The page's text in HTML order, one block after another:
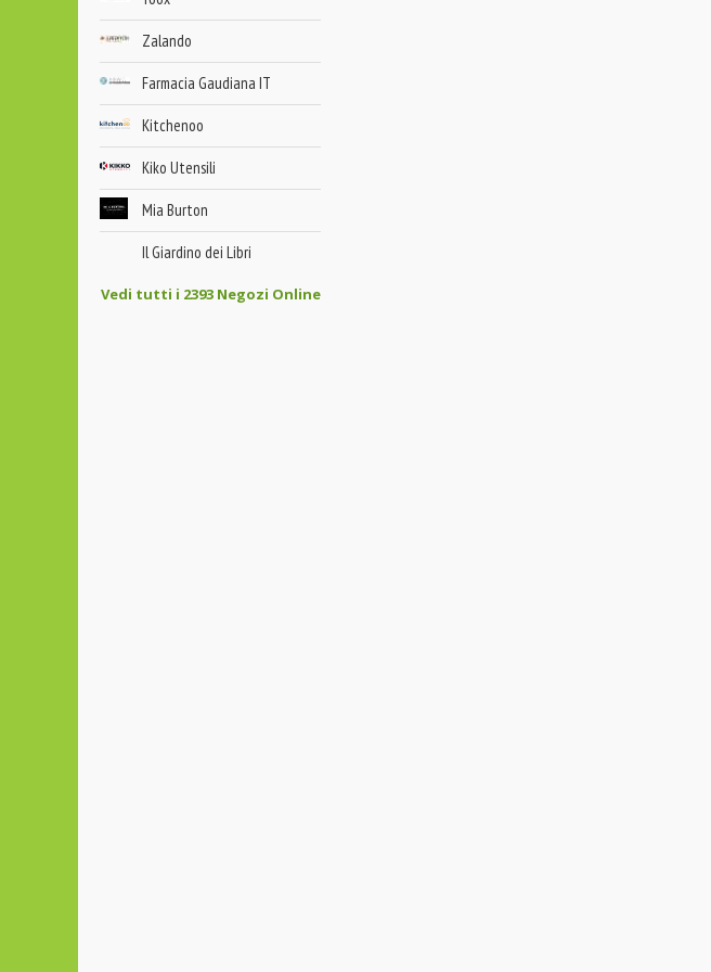
Zalando
Farmacia Gaudiana IT
Kitchenoo
Kiko Utensili
Mia Burton
Il Giardino dei Libri
Vedi tutti i 2393 Negozi Online